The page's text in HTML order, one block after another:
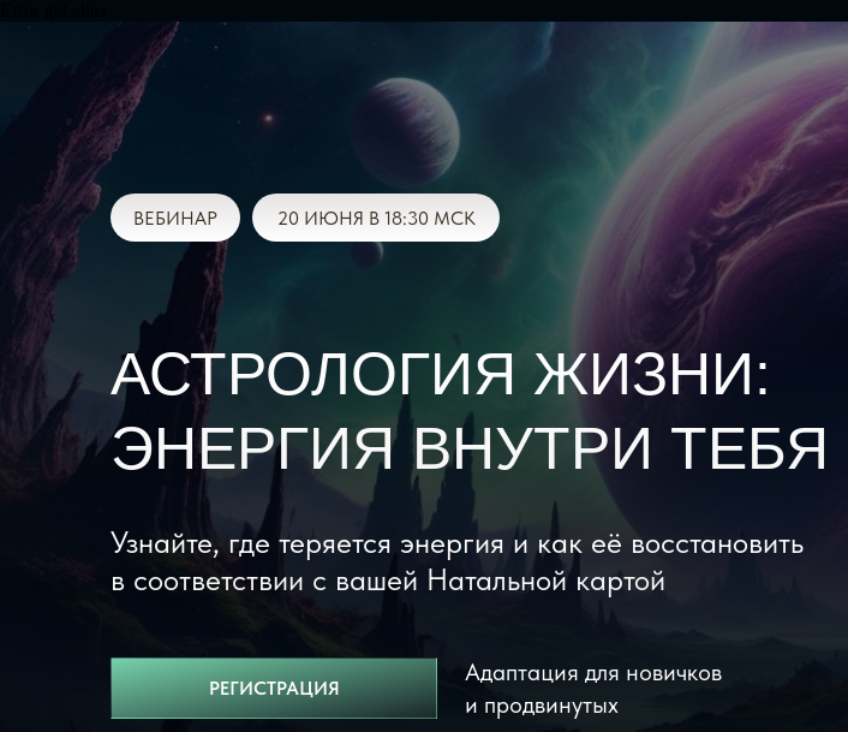
РЕГИСТРАЦИЯ
ВЕБИНАР 20 ИЮНЯ В 18:30 МСК
АСТРОЛОГИЯ ЖИЗНИ:
ЭНЕРГИЯ ВНУТРИ ТЕБЯ
Узнайте, где теряется энергия и как её восстановить
в соответствии с вашей Натальной картой
Адаптация для новичков
и продвинутых